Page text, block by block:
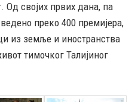
својих првих дана, па
преко 400 премијера,
из земље и иностранства
тимочког Талијиног